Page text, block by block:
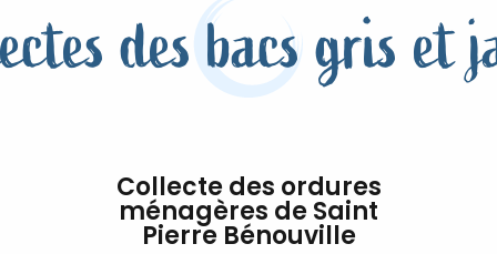
des bacs gris et
Collecte des ordures
ménagères de Saint
Pierre Bénouville